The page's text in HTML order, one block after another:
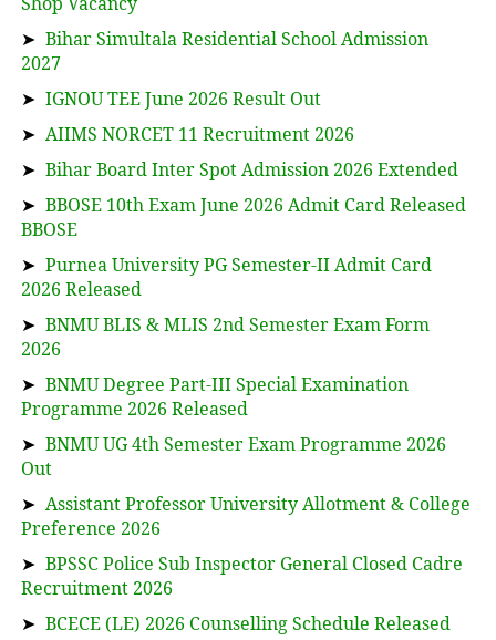
➤ Bihar Simultala Residential School Admission
2027
➤ IGNOU TEE June 2026 Result Out
➤ AIIMS NORCET 11 Recruitment 2026
➤ Bihar Board Inter Spot Admission 2026 Extended
➤ BBOSE 10th Exam June 2026 Admit Card Released
BBOSE
➤ Purnea University PG Semester-II Admit Card
2026 Released
➤ BNMU BLIS & MLIS 2nd Semester Exam Form
2026
➤ BNMU Degree Part-III Special Examination
Programme 2026 Released
➤ BNMU UG 4th Semester Exam Programme 2026
Out
➤ Assistant Professor University Allotment & College
Preference 2026
➤ BPSSC Police Sub Inspector General Closed Cadre
Recruitment 2026
➤ BCECE (LE) 2026 Counselling Schedule Released